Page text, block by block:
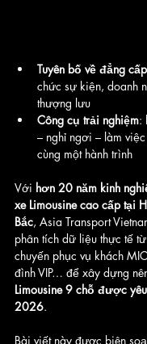
Tuyên bố về đẳng cấp
chức sự kiện, doanh
thượng lưu
Công cụ trải nghiệm:
– nghỉ ngơi – làm
cùng một hành trình
Với hơn 20 năm kinh
xe Limousine cao cấp tại
Bắc, Asia Transport
phân tích dữ liệu thực tế
chuyến phục vụ khách
đình VIP… để xây dựng
Limousine 9 chỗ được
2026.
Bài viết này được biên